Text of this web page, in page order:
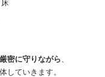
密に守りながら
していきます。